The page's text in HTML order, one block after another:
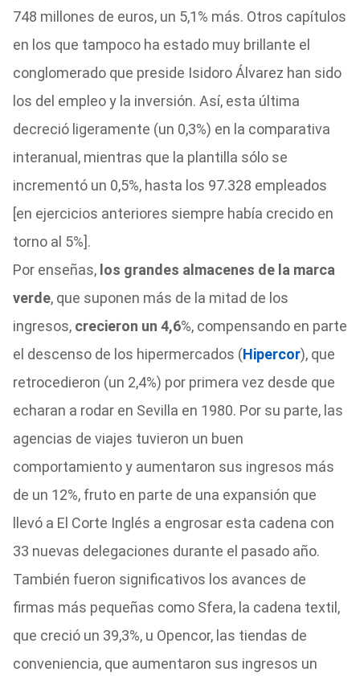
748 millones de euros, un 5,1% más. Otros capítulos
en los que tampoco ha estado muy brillante el
conglomerado que preside Isidoro Álvarez han sido
los del empleo y la inversión. Así, esta última
decreció ligeramente (un 0,3%) en la comparativa
interanual, mientras que la plantilla sólo se
incrementó un 0,5%, hasta los 97.328 empleados
[en ejercicios anteriores siempre había crecido en
torno al 5%].
Por enseñas, los grandes almacenes de la marca
verde, que suponen más de la mitad de los
ingresos, crecieron un 4,6%, compensando en parte
el descenso de los hipermercados (Hipercor), que
retrocedieron (un 2,4%) por primera vez desde que
echaran a rodar en Sevilla en 1980. Por su parte, las
agencias de viajes tuvieron un buen
comportamiento y aumentaron sus ingresos más
de un 12%, fruto en parte de una expansión que
llevó a El Corte Inglés a engrosar esta cadena con
33 nuevas delegaciones durante el pasado año.
También fueron significativos los avances de
firmas más pequeñas como Sfera, la cadena textil,
que creció un 39,3%, u Opencor, las tiendas de
conveniencia, que aumentaron sus ingresos un